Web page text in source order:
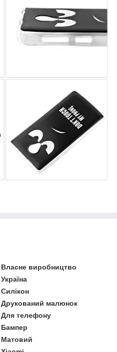
Власне виробництво
Україна
Силікон
Друкований малюнок
Для телефону
Бампер
Матовий